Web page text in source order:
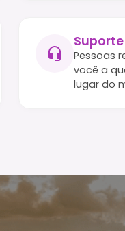
Pessoas
você a
lugar do